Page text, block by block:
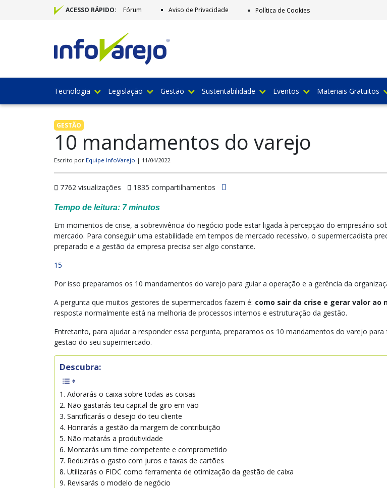
ACESSO RÁPIDO: Fórum Aviso de Privacidade Política de Cookies
Tecnologia Legislação Gestão Sustentabilidade Eventos Materiais Gratuitos
GESTÃO
10 mandamentos do varejo
Escrito por Equipe InfoVarejo | 11/04/2022
7762 visualizações 1835 compartilhamentos
Tempo de leitura: 7 minutos
Em momentos de crise, a sobrevivência do negócio pode estar ligada à percepção do empresário
mercado. Para conseguir uma estabilidade em tempos de mercado recessivo, o supermercadista
preparado e a gestão da empresa precisa ser algo constante.
15
Por isso preparamos os 10 mandamentos do varejo para guiar a operação e a gerência da
A pergunta que muitos gestores de supermercados fazem é: como sair da crise e gerar valor ao
resposta normalmente está na melhoria de processos internos e estruturação da gestão.
Entretanto, para ajudar a responder essa pergunta, preparamos os 10 mandamentos do varejo para
gestão do seu supermercado.
Descubra:
1. Adorarás o caixa sobre todas as coisas
2. Não gastarás teu capital de giro em vão
3. Santificarás o desejo do teu cliente
4. Honrarás a gestão da margem de contribuição
5. Não matarás a produtividade
6. Montarás um time competente e comprometido
7. Reduzirás o gasto com juros e taxas de cartões
8. Utilizarás o FIDC como ferramenta de otimização da gestão de caixa
9. Revisarás o modelo de negócio